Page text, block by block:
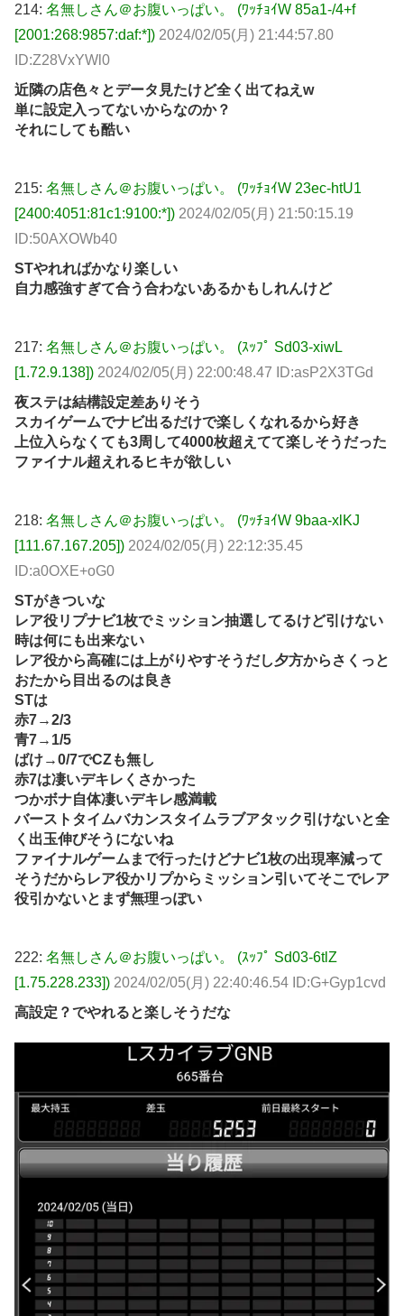
214: 名無しさん＠お腹いっぱい。 (ﾜｯﾁｮｲW 85a1-/4+f
[2001:268:9857:daf:*]) 2024/02/05(月) 21:44:57.80
ID:Z28VxYWl0
近隣の店色々とデータ見たけど全く出てねえw
単に設定入ってないからなのか？
それにしても酷い
215: 名無しさん＠お腹いっぱい。 (ﾜｯﾁｮｲW 23ec-htU1
[2400:4051:81c1:9100:*]) 2024/02/05(月) 21:50:15.19
ID:50AXOWb40
STやれればかなり楽しい
自力感強すぎて合う合わないあるかもしれんけど
217: 名無しさん＠お腹いっぱい。 (ｽｯﾌﾟ Sd03-xiwL
[1.72.9.138]) 2024/02/05(月) 22:00:48.47 ID:asP2X3TGd
夜ステは結構設定差ありそう
スカイゲームでナビ出るだけで楽しくなれるから好き
上位入らなくても3周して4000枚超えてて楽しそうだった
ファイナル超えれるヒキが欲しい
218: 名無しさん＠お腹いっぱい。 (ﾜｯﾁｮｲW 9baa-xlKJ
[111.67.167.205]) 2024/02/05(月) 22:12:35.45
ID:a0OXE+oG0
STがきついな
レア役リプナビ1枚でミッション抽選してるけど引けない
時は何にも出来ない
レア役から高確には上がりやすそうだし夕方からさくっと
おたから目出るのは良き
STは
赤7→2/3
青7→1/5
ばけ→0/7でCZも無し
赤7は凄いデキレくさかった
つかボナ自体凄いデキレ感満載
バーストタイムバカンスタイムラブアタック引けないと全
く出玉伸びそうにないね
ファイナルゲームまで行ったけどナビ1枚の出現率減って
そうだからレア役かリプからミッション引いてそこでレア
役引かないとまず無理っぽい
222: 名無しさん＠お腹いっぱい。 (ｽｯﾌﾟ Sd03-6tlZ
[1.75.228.233]) 2024/02/05(月) 22:40:46.54 ID:G+Gyp1cvd
高設定？でやれると楽しそうだな